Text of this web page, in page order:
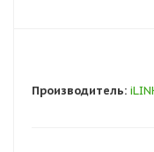
Производитель: